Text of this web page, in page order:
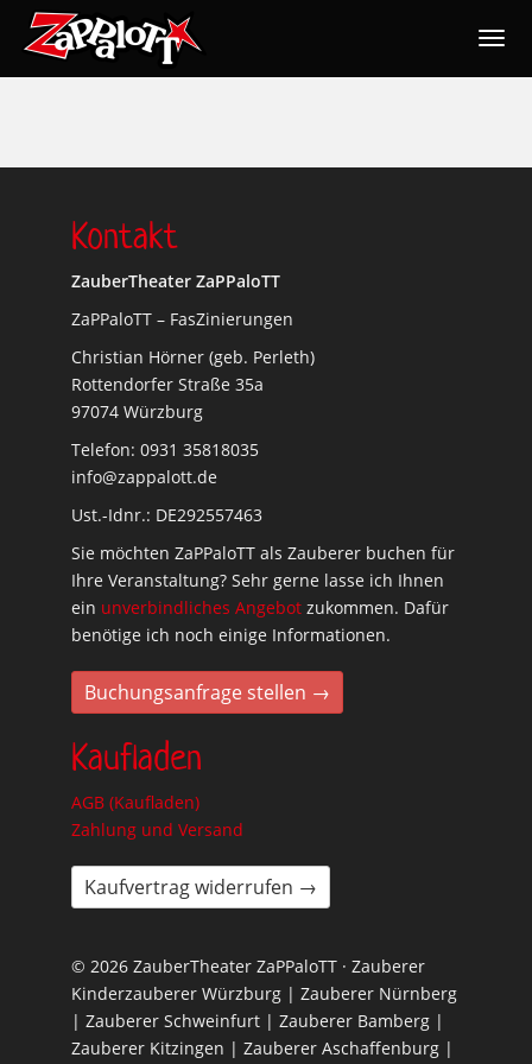
Kontakt
ZauberTheater ZaPPaloTT
ZaPPaloTT – FasZinierungen
Christian Hörner (geb. Perleth)
Rottendorfer Straße 35a
97074 Würzburg
Telefon: 0931 35818035
info@zappalott.de
Ust.-Idnr.: DE292557463
Sie möchten ZaPPaloTT als Zauberer buchen für
Ihre Veranstaltung? Sehr gerne lasse ich Ihnen
ein unverbindliches Angebot zukommen. Dafür
benötige ich noch einige Informationen.
Buchungsanfrage stellen →
Kaufladen
AGB (Kaufladen)
Zahlung und Versand
Kaufvertrag widerrufen →
© 2026 ZauberTheater ZaPPaloTT · Zauberer
Kinderzauberer Würzburg | Zauberer Nürnberg
| Zauberer Schweinfurt | Zauberer Bamberg |
Zauberer Kitzingen | Zauberer Aschaffenburg |